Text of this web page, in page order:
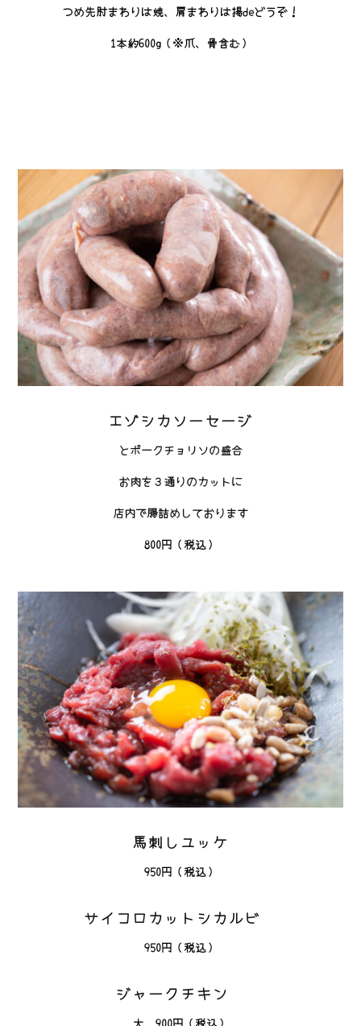
つめ先肘まわりは焼、肩まわりは揚deどうぞ！
1本約600g（※爪、骨含む）
エゾシカソーセージ
とポークチョリソの盛合
お肉を３通りのカットに
店内で腸詰めしております
800円（税込）
馬刺しユッケ
950円（税込）
サイコロカットシカルビ
950円（税込）
ジャークチキン